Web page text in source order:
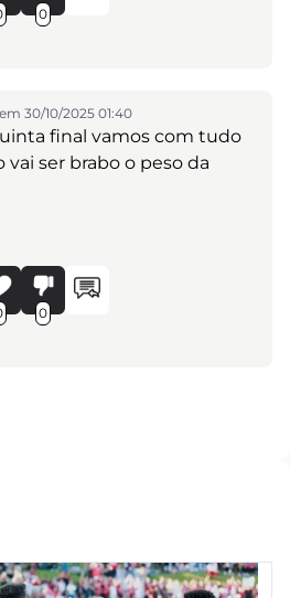
0
30/10/2025 01:40
final vamos com tudo
vai ser brabo o peso da
0